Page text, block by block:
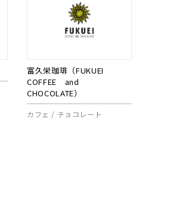
富久栄珈琲（FUKUEI
COFFEE and
CHOCOLATE）
カフェ / チョコレート